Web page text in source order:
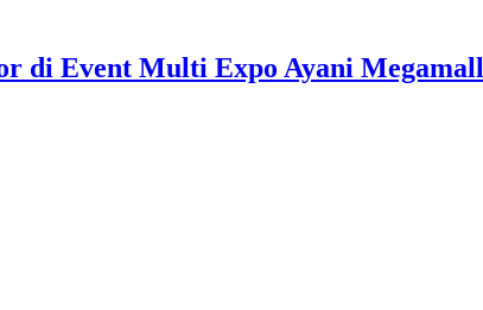
di Event Multi Expo Ayani Megamall